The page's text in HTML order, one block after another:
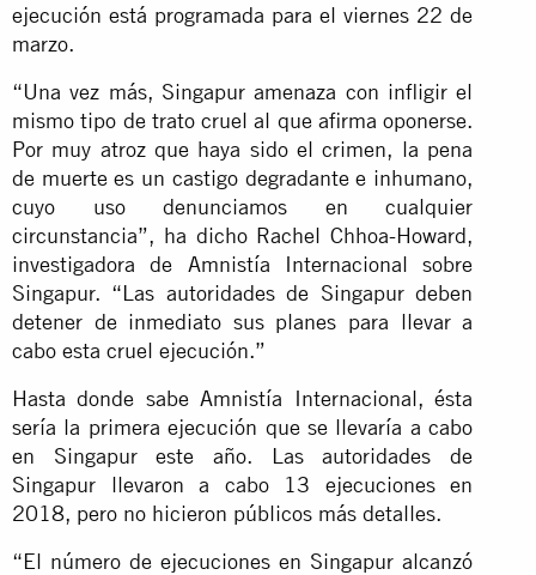
ejecución está programada para el viernes 22 de
marzo.
“Una vez más, Singapur amenaza con infligir el
mismo tipo de trato cruel al que afirma oponerse.
Por muy atroz que haya sido el crimen, la pena
de muerte es un castigo degradante e inhumano,
cuyo uso denunciamos en cualquier
circunstancia”, ha dicho Rachel Chhoa-Howard,
investigadora de Amnistía Internacional sobre
Singapur. “Las autoridades de Singapur deben
detener de inmediato sus planes para llevar a
cabo esta cruel ejecución.”
Hasta donde sabe Amnistía Internacional, ésta
sería la primera ejecución que se llevaría a cabo
en Singapur este año. Las autoridades de
Singapur llevaron a cabo 13 ejecuciones en
2018, pero no hicieron públicos más detalles.
“El número de ejecuciones en Singapur alcanzó